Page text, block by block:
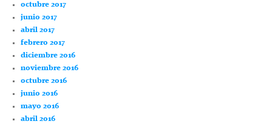
octubre 2017
junio 2017
abril 2017
febrero 2017
diciembre 2016
noviembre 2016
octubre 2016
junio 2016
mayo 2016
abril 2016